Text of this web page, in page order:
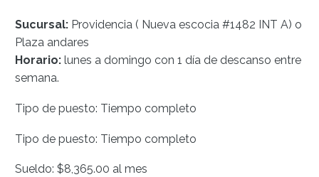
Sucursal: Providencia ( Nueva escocia #1482 INT A) o
Plaza andares
Horario: lunes a domingo con 1 día de descanso entre
semana.
Tipo de puesto: Tiempo completo
Tipo de puesto: Tiempo completo
Sueldo: $8,365.00 al mes